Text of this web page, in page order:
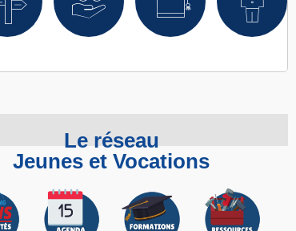
Le réseau
Jeunes et Vocations